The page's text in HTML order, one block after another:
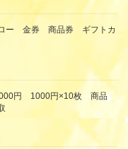
ー 金券 商品券 ギフトカ
円 1000円×10枚 商品